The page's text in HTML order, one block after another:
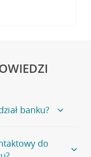
banku?
zapraszamy na
znajduje się
do